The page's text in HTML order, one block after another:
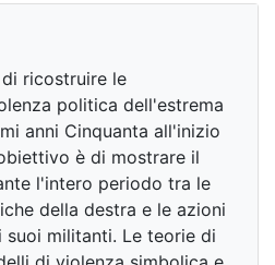
ricostruire le
politica dell'estrema
anni Cinquanta all'inizio
è di mostrare il
l'intero periodo tra le
della destra e le azioni
militanti. Le teorie di